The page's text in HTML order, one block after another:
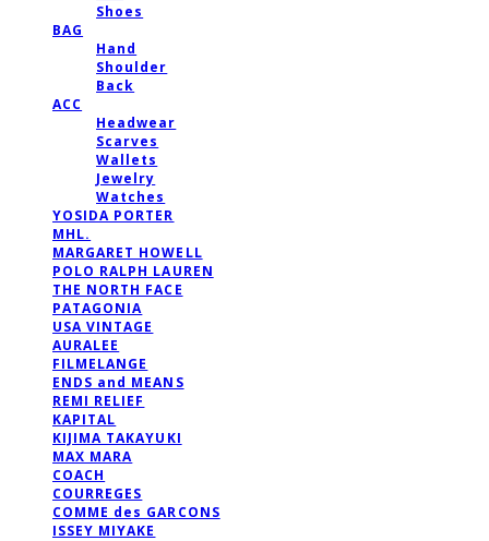
Shoes
BAG
Hand
Shoulder
Back
ACC
Headwear
Scarves
Wallets
Jewelry
Watches
YOSIDA PORTER
MHL.
MARGARET HOWELL
POLO RALPH LAUREN
THE NORTH FACE
PATAGONIA
USA VINTAGE
AURALEE
FILMELANGE
ENDS and MEANS
REMI RELIEF
KAPITAL
KIJIMA TAKAYUKI
MAX MARA
COACH
COURREGES
COMME des GARCONS
ISSEY MIYAKE